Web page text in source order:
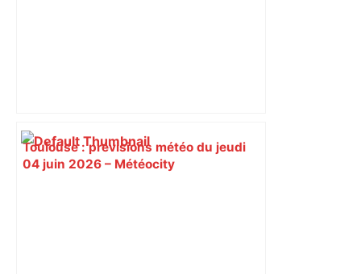
Toulouse : prévisions météo du jeudi
04 juin 2026 – Météocity